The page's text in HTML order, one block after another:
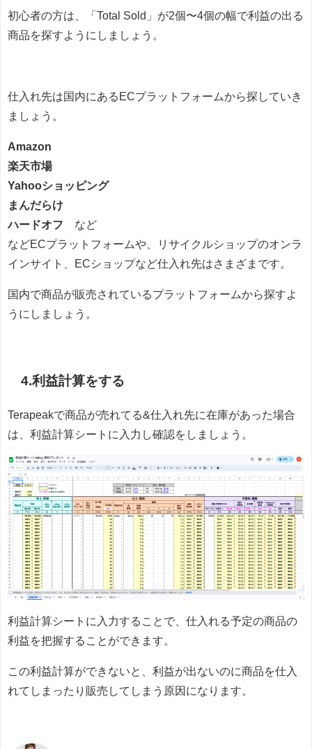
初心者の方は、「Total Sold」が2個〜4個の幅で利益の出る
商品を探すようにしましょう。
仕入れ先は国内にあるECプラットフォームから探していき
ましょう。
Amazon
楽天市場
Yahooショッピング
まんだらけ
ハードオフ など
などECプラットフォームや、リサイクルショップのオンラ
インサイト、ECショップなど仕入れ先はさまざまです。
国内で商品が販売されているプラットフォームから探すよ
うにしましょう。
4.利益計算をする
Terapeakで商品が売れてる&仕入れ先に在庫があった場合
は、利益計算シートに入力し確認をしましょう。
利益計算シートに入力することで、仕入れる予定の商品の
利益を把握することができます。
この利益計算ができないと、利益が出ないのに商品を仕入
れてしまったり販売してしまう原因になります。